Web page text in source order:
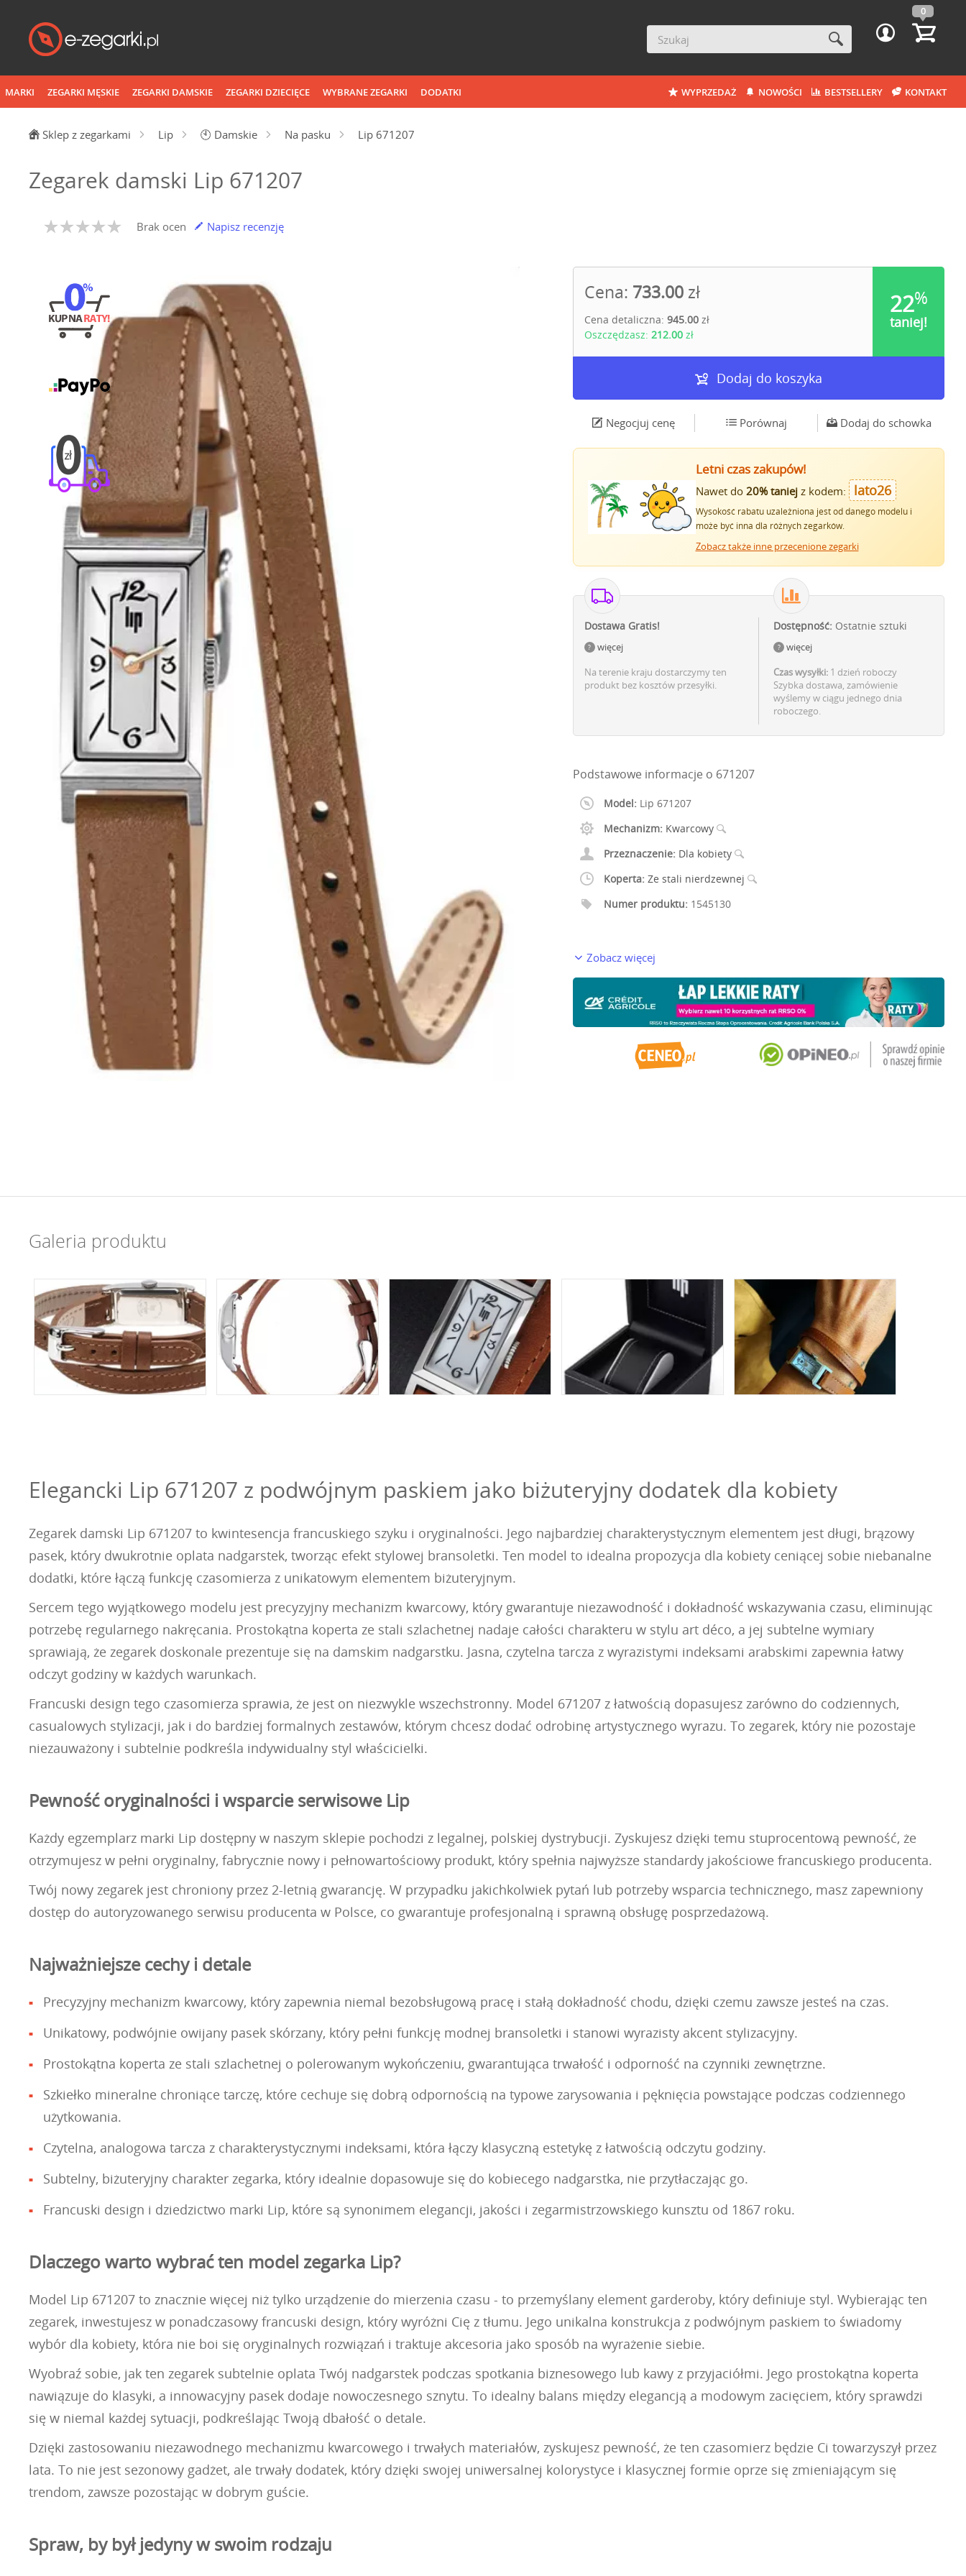
0
MARKI ZEGARKI MĘSKIE ZEGARKI DAMSKIE ZEGARKI DZIECIĘCE WYBRANE ZEGARKI DODATKI WYPRZEDAŻ NOWOŚCI BESTSELLERY KONTAKT
Sklep z zegarkami Lip 🕙 Damskie Na pasku Lip 671207
Zegarek damski Lip 671207
Brak ocen Napisz recenzję
Cena: 733.00 zł
Cena detaliczna: 945.00zł
Oszczędzasz: 212.00zł
22%
taniej!
Dodaj do koszyka
Negocjuj cenę Porównaj Dodaj do schowka
Letni czas zakupów!
Nawet do 20% taniejz kodem: lato26
Wysokość rabatu uzależniona jest od danego modelu i
może być inna dla różnych zegarków.
Zobacz także inne przecenione zegarki
Dostawa Gratis!
więcej
Na terenie kraju dostarczymy ten
produkt bez kosztów przesyłki.
Dostępność: Ostatnie sztuki
więcej
Czas wysyłki: 1 dzień roboczy
Szybka dostawa, zamówienie
wyślemy w ciągu jednego dnia
roboczego.
Podstawowe informacje o 671207
Model: Lip 671207
Mechanizm: Kwarcowy
Przeznaczenie: Dla kobiety
Koperta: Ze stali nierdzewnej
Numer produktu: 1545130
Zobacz więcej
Galeria produktu
Elegancki Lip 671207 z podwójnym paskiem jako biżuteryjny dodatek dla kobiety
Zegarek damski Lip 671207 to kwintesencja francuskiego szyku i oryginalności. Jego najbardziej charakterystycznym elementem jest długi, brązowy
pasek, który dwukrotnie oplata nadgarstek, tworząc efekt stylowej bransoletki. Ten model to idealna propozycja dla kobiety ceniącej sobie niebanalne
dodatki, które łączą funkcję czasomierza z unikatowym elementem biżuteryjnym.
Sercem tego wyjątkowego modelu jest precyzyjny mechanizm kwarcowy, który gwarantuje niezawodność i dokładność wskazywania czasu, eliminując
potrzebę regularnego nakręcania. Prostokątna koperta ze stali szlachetnej nadaje całości charakteru w stylu art déco, a jej subtelne wymiary
sprawiają, że zegarek doskonale prezentuje się na damskim nadgarstku. Jasna, czytelna tarcza z wyrazistymi indeksami arabskimi zapewnia łatwy
odczyt godziny w każdych warunkach.
Francuski design tego czasomierza sprawia, że jest on niezwykle wszechstronny. Model 671207 z łatwością dopasujesz zarówno do codziennych,
casualowych stylizacji, jak i do bardziej formalnych zestawów, którym chcesz dodać odrobinę artystycznego wyrazu. To zegarek, który nie pozostaje
niezauważony i subtelnie podkreśla indywidualny styl właścicielki.
Pewność oryginalności i wsparcie serwisowe Lip
Każdy egzemplarz marki Lip dostępny w naszym sklepie pochodzi z legalnej, polskiej dystrybucji. Zyskujesz dzięki temu stuprocentową pewność, że
otrzymujesz w pełni oryginalny, fabrycznie nowy i pełnowartościowy produkt, który spełnia najwyższe standardy jakościowe francuskiego producenta.
Twój nowy zegarek jest chroniony przez 2-letnią gwarancję. W przypadku jakichkolwiek pytań lub potrzeby wsparcia technicznego, masz zapewniony
dostęp do autoryzowanego serwisu producenta w Polsce, co gwarantuje profesjonalną i sprawną obsługę posprzedażową.
Najważniejsze cechy i detale
Precyzyjny mechanizm kwarcowy, który zapewnia niemal bezobsługową pracę i stałą dokładność chodu, dzięki czemu zawsze jesteś na czas.
Unikatowy, podwójnie owijany pasek skórzany, który pełni funkcję modnej bransoletki i stanowi wyrazisty akcent stylizacyjny.
Prostokątna koperta ze stali szlachetnej o polerowanym wykończeniu, gwarantująca trwałość i odporność na czynniki zewnętrzne.
Szkiełko mineralne chroniące tarczę, które cechuje się dobrą odpornością na typowe zarysowania i pęknięcia powstające podczas codziennego
użytkowania.
Czytelna, analogowa tarcza z charakterystycznymi indeksami, która łączy klasyczną estetykę z łatwością odczytu godziny.
Subtelny, biżuteryjny charakter zegarka, który idealnie dopasowuje się do kobiecego nadgarstka, nie przytłaczając go.
Francuski design i dziedzictwo marki Lip, które są synonimem elegancji, jakości i zegarmistrzowskiego kunsztu od 1867 roku.
Dlaczego warto wybrać ten model zegarka Lip?
Model Lip 671207 to znacznie więcej niż tylko urządzenie do mierzenia czasu - to przemyślany element garderoby, który definiuje styl. Wybierając ten
zegarek, inwestujesz w ponadczasowy francuski design, który wyróżni Cię z tłumu. Jego unikalna konstrukcja z podwójnym paskiem to świadomy
wybór dla kobiety, która nie boi się oryginalnych rozwiązań i traktuje akcesoria jako sposób na wyrażenie siebie.
Wyobraź sobie, jak ten zegarek subtelnie oplata Twój nadgarstek podczas spotkania biznesowego lub kawy z przyjaciółmi. Jego prostokątna koperta
nawiązuje do klasyki, a innowacyjny pasek dodaje nowoczesnego sznytu. To idealny balans między elegancją a modowym zacięciem, który sprawdzi
się w niemal każdej sytuacji, podkreślając Twoją dbałość o detale.
Dzięki zastosowaniu niezawodnego mechanizmu kwarcowego i trwałych materiałów, zyskujesz pewność, że ten czasomierz będzie Ci towarzyszył przez
lata. To nie jest sezonowy gadżet, ale trwały dodatek, który dzięki swojej uniwersalnej kolorystyce i klasycznej formie oprze się zmieniającym się
trendom, zawsze pozostając w dobrym guście.
Spraw, by był jedyny w swoim rodzaju